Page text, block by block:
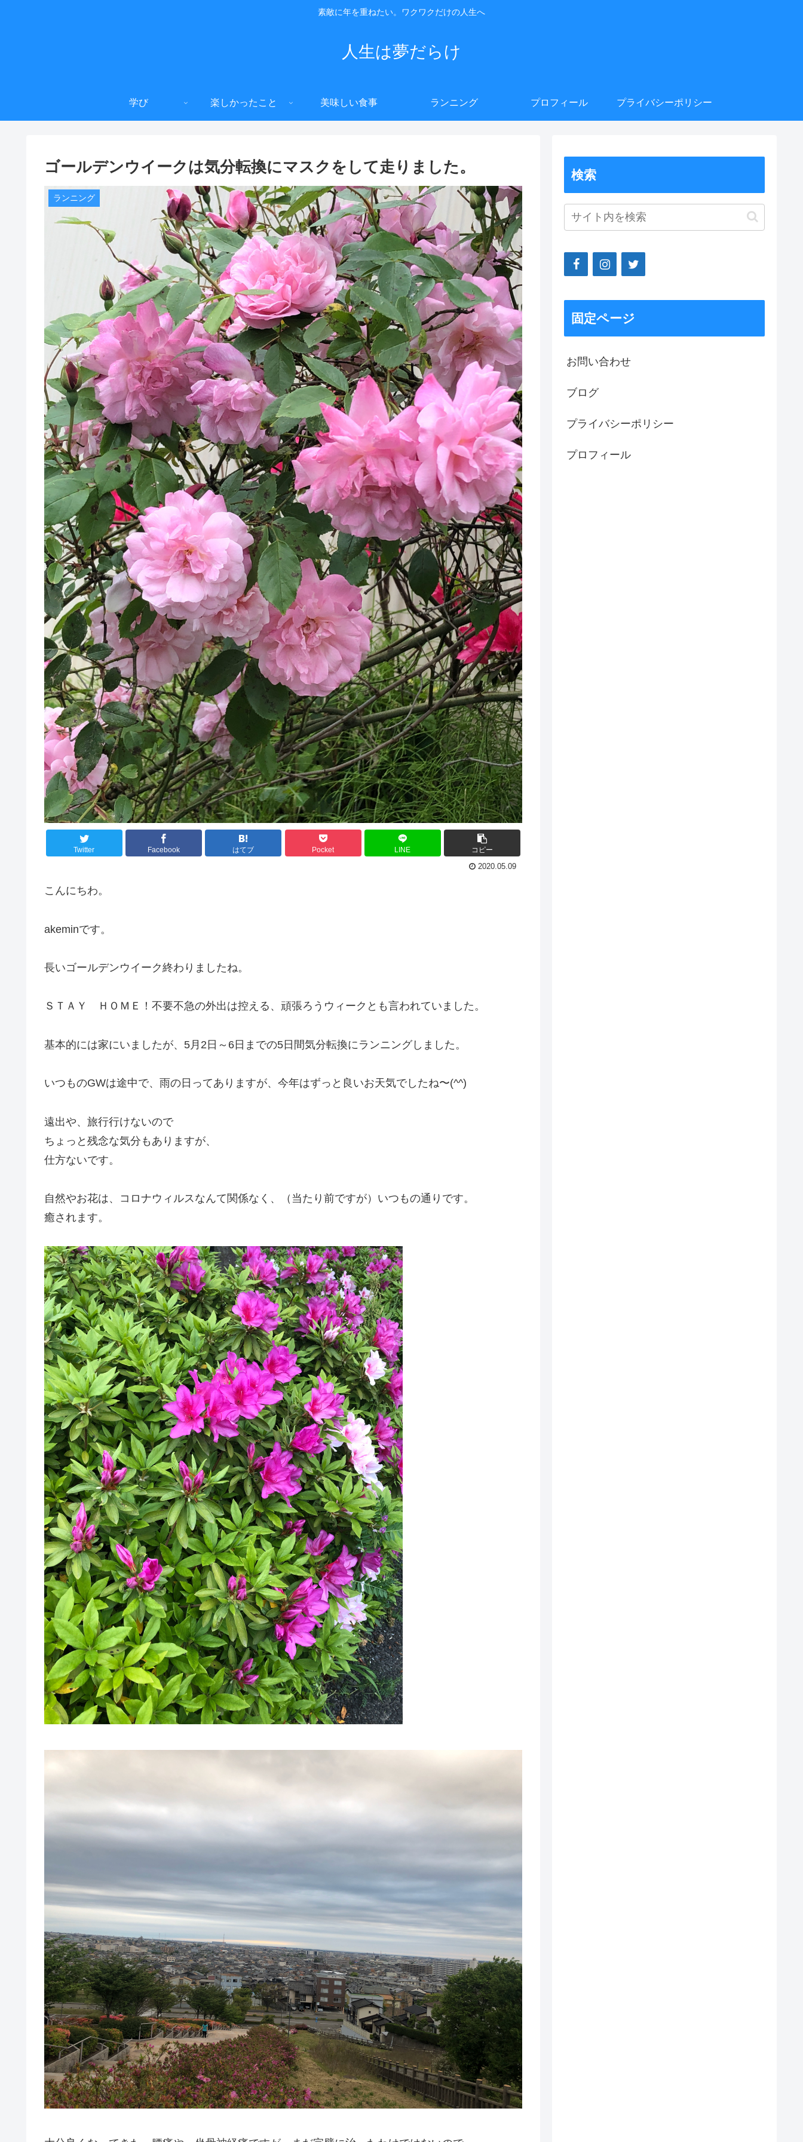
素敵に年を重ねたい。ワクワクだけの人生へ
人生は夢だらけ
学び 楽しかったこと 美味しい食事 ランニング プロフィール プライバシーポリシー
ゴールデンウイークは気分転換にマスクをして走りました。
ランニング
Twitter Facebook はてブ Pocket LINE コピー
2020.05.09
こんにちわ。
akeminです。
長いゴールデンウイーク終わりましたね。
ＳＴＡＹ ＨＯＭＥ！不要不急の外出は控える、頑張ろうウィークとも言われていました。
基本的には家にいましたが、5月2日～6日までの5日間気分転換にランニングしました。
いつものGWは途中で、雨の日ってありますが、今年はずっと良いお天気でしたね〜(^^)
遠出や、旅行行けないので
ちょっと残念な気分もありますが、
仕方ないです。
自然やお花は、コロナウィルスなんて関係なく、（当たり前ですが）いつもの通りです。
癒されます。
検索
固定ページ
お問い合わせ
ブログ
プライバシーポリシー
プロフィール